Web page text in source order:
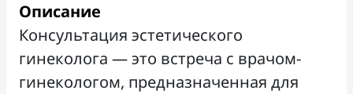
Описание
Консультация эстетического
гинеколога — это встреча с врачом-
гинекологом, предназначенная для